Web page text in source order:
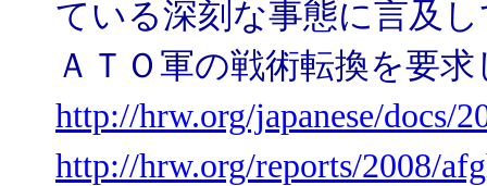
ている深刻な事態に言及
ＡＴＯ軍の戦術転換を要
http://hrw.org/japanese/docs/
http://hrw.org/reports/2008/